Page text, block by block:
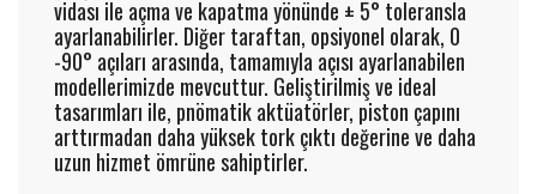
Enter your email address for our mailing list to keep your
self our lastest updated.
vidası ile açma ve kapatma yönünde ± 5° toleransla
ayarlanabilirler. Diğer taraftan, opsiyonel olarak, 0
-90° açıları arasında, tamamıyla açısı ayarlanabilen
modellerimizde mevcuttur. Geliştirilmiş ve ideal
tasarımları ile, pnömatik aktüatörler, piston çapını
arttırmadan daha yüksek tork çıktı değerine ve daha
uzun hizmet ömrüne sahiptirler.